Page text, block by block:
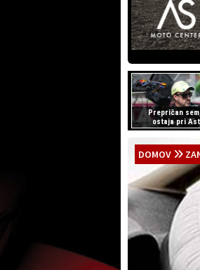
Prepričan
ostaja pri
DOMOV